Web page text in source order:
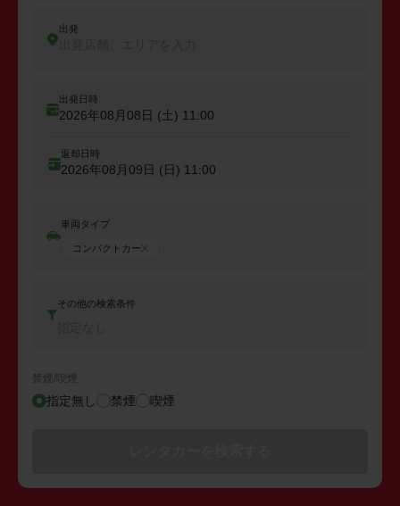
出発
出発日時
2026年08月08日 (土) 11:00
返却日時
2026年08月09日 (日) 11:00
車両タイプ
コンパクトカー
その他の検索条件
禁煙/喫煙
指定無し 禁煙 喫煙